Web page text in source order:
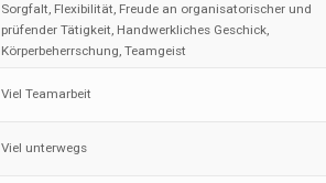
Sorgfalt, Flexibilität, Freude an organisatorischer und
prüfender Tätigkeit, Handwerkliches Geschick,
Körperbeherrschung, Teamgeist
Viel Teamarbeit
Viel unterwegs